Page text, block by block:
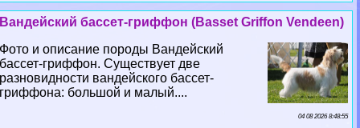
Вандейский бассет-гриффон (Basset Griffon Vendeen)
Фото и описание породы Вандейский
бассет-гриффон. Существует две
разновидности вандейского бассет-
гриффона: большой и малый....
04 08 2026 8:48:55